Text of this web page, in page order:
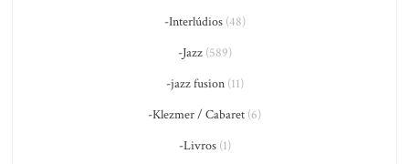
-Interlúdios(48)
-Jazz(589)
-jazz fusion(11)
-Klezmer / Cabaret (6)
-Livros(1)